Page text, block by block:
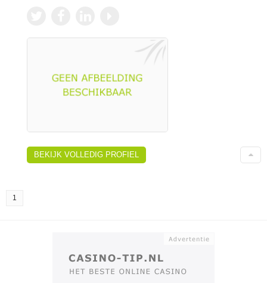
BEKIJK VOLLEDIG PROFIEL
1